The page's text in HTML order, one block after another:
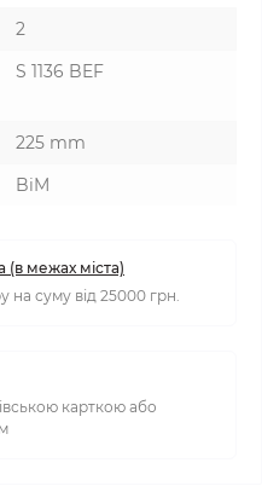
2
S 1136 BEF
225 mm
BiM
(в межах міста)
на суму від 25000 грн.
карткою або